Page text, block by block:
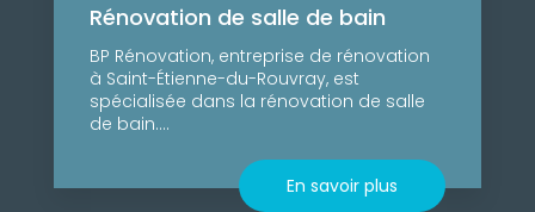
Rénovation de salle de bain
BP Rénovation, entreprise de rénovation
à Saint-Étienne-du-Rouvray, est
spécialisée dans la rénovation de salle
de bain....
En savoir plus